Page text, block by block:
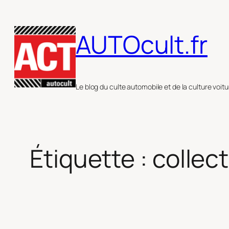
au
contenu
AUTOcult.fr
Le blog du culte automobile et de la culture
Étiquette :